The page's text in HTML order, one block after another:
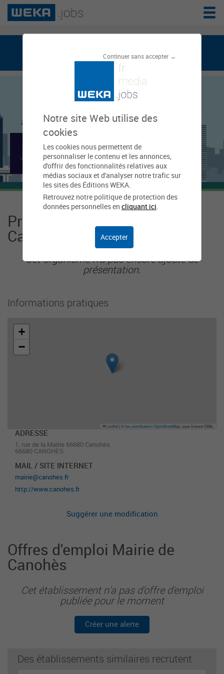
Continuer sans accepter →
Notre site Web utilise des
cookies
Les cookies nous permettent de
personnaliser le contenu et les annonces,
d'offrir des fonctionnalités relatives aux
médias sociaux et d'analyser notre trafic sur
les sites des Éditions WEKA.
Retrouvez notre politique de protection des
données personnelles en cliquant ici.
Accepter
weka.jobs, le réseau de l'emploi public
Mairie de Canohès
Présentation Mairie de
Canohès
Cet organisme n'a pas encore ajouté de
présentation.
Informations pratiques
+
−
Leaflet ©les contributeurs OpenStreetMap , sous licence ODbL
ADRESSE
1, rue de la Mairie 66680 Canohès
66680 CANOHES
MAIL / SITE INTERNET
mairie@canohes.fr
http://www.canohes.fr
Suggérer une modification
Offres d'emploi Mairie de
Canohès
Cet établissement n'a pas d'offre d'emploi
publiée pour le moment
Créer une alerte
Des établissements similaires recrutent